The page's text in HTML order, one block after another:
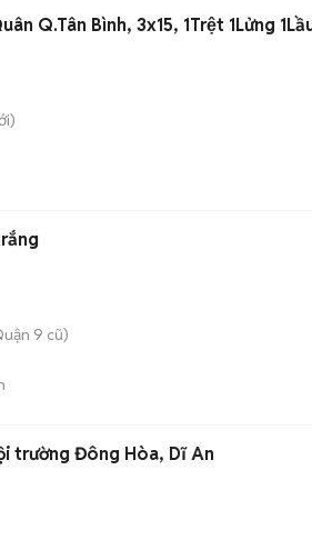
Q.Tân Bình, 3x15, 1Trệt 1Lửng
9 cũ)
trường Đông Hòa, Dĩ An